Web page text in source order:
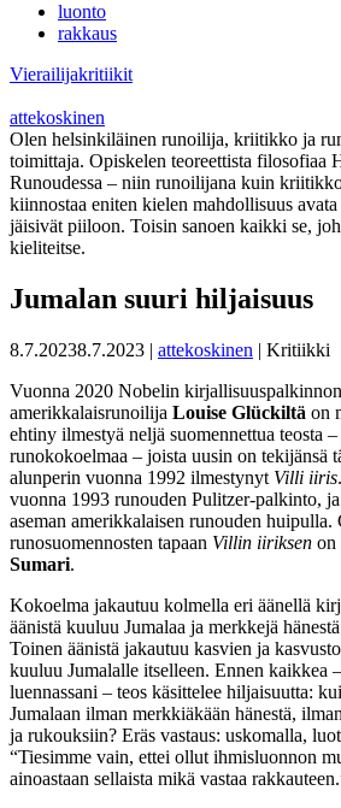
luonto
rakkaus
Vierailijakritiikit
attekoskinen
Olen helsinkiläinen runoilija, kriitikko ja
toimittaja. Opiskelen teoreettista filosofiaa
Runoudessa – niin runoilijana kuin
kiinnostaa eniten kielen mahdollisuus
jäisivät piiloon. Toisin sanoen kaikki se,
kieliteitse.
Jumalan suuri hiljaisuus
8.7.20238.7.2023 | attekoskinen | Kritiikki
Vuonna 2020 Nobelin kirjallisuuspalkinnon
amerikkalaisrunoilija Louise Glückiltä on
ehtiny ilmestyä neljä suomennettua teosta
runokokoelmaa – joista uusin on tekijänsä
alunperin vuonna 1992 ilmestynyt Villi iiris
vuonna 1993 runouden Pulitzer-palkinto,
aseman amerikkalaisen runouden
runosuomennosten tapaan Villin iiriksen on
Sumari.
Kokoelma jakautuu kolmella eri äänellä
äänistä kuuluu Jumalaa ja merkkejä
Toinen äänistä jakautuu kasvien ja
kuuluu Jumalalle itselleen. Ennen kaikkea
luennassani – teos käsittelee hiljaisuutta:
Jumalaan ilman merkkiäkään hänestä,
ja rukouksiin? Eräs vastaus: uskomalla,
“Tiesimme vain, ettei ollut ihmisluonnon
ainoastaan sellaista mikä vastaa